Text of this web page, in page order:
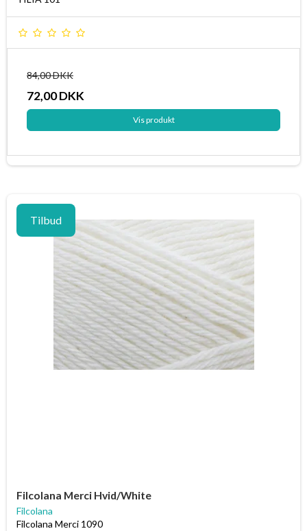
84,00 DKK
72,00 DKK
Vis produkt
Tilbud
Filcolana Merci Hvid/White
Filcolana
Filcolana Merci 1090